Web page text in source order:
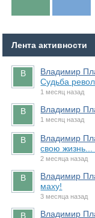
Лента активности
Владимир
Судьба
1 месяц назад
Владимир
1 месяц назад
Владимир
свою жизнь...
2 месяца назад
Владимир
маху!
3 месяца назад
Владимир